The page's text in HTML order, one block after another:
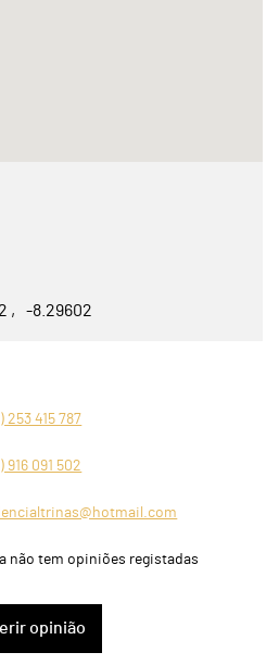
-8.29602
253 415 787
916 091 502
não tem opiniões registadas
opinião